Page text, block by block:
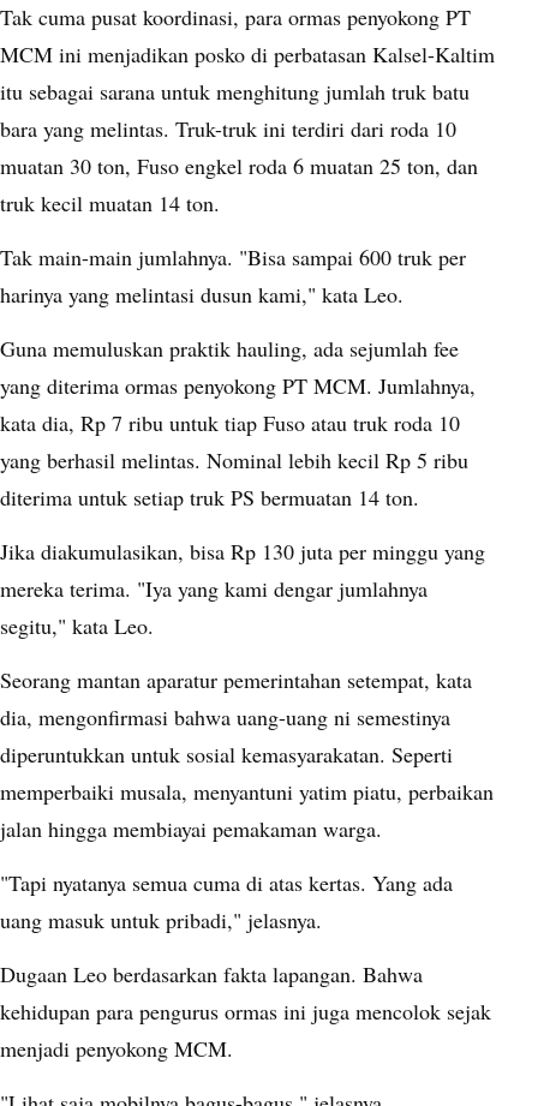
Tak cuma pusat koordinasi, para ormas penyokong PT
MCM ini menjadikan posko di perbatasan Kalsel-Kaltim
itu sebagai sarana untuk menghitung jumlah truk batu
bara yang melintas. Truk-truk ini terdiri dari roda 10
muatan 30 ton, Fuso engkel roda 6 muatan 25 ton, dan
truk kecil muatan 14 ton.
Tak main-main jumlahnya. "Bisa sampai 600 truk per
harinya yang melintasi dusun kami," kata Leo.
Guna memuluskan praktik hauling, ada sejumlah fee
yang diterima ormas penyokong PT MCM. Jumlahnya,
kata dia, Rp 7 ribu untuk tiap Fuso atau truk roda 10
yang berhasil melintas. Nominal lebih kecil Rp 5 ribu
diterima untuk setiap truk PS bermuatan 14 ton.
Jika diakumulasikan, bisa Rp 130 juta per minggu yang
mereka terima. "Iya yang kami dengar jumlahnya
segitu," kata Leo.
Seorang mantan aparatur pemerintahan setempat, kata
dia, mengonfirmasi bahwa uang-uang ni semestinya
diperuntukkan untuk sosial kemasyarakatan. Seperti
memperbaiki musala, menyantuni yatim piatu, perbaikan
jalan hingga membiayai pemakaman warga.
"Tapi nyatanya semua cuma di atas kertas. Yang ada
uang masuk untuk pribadi," jelasnya.
Dugaan Leo berdasarkan fakta lapangan. Bahwa
kehidupan para pengurus ormas ini juga mencolok sejak
menjadi penyokong MCM.